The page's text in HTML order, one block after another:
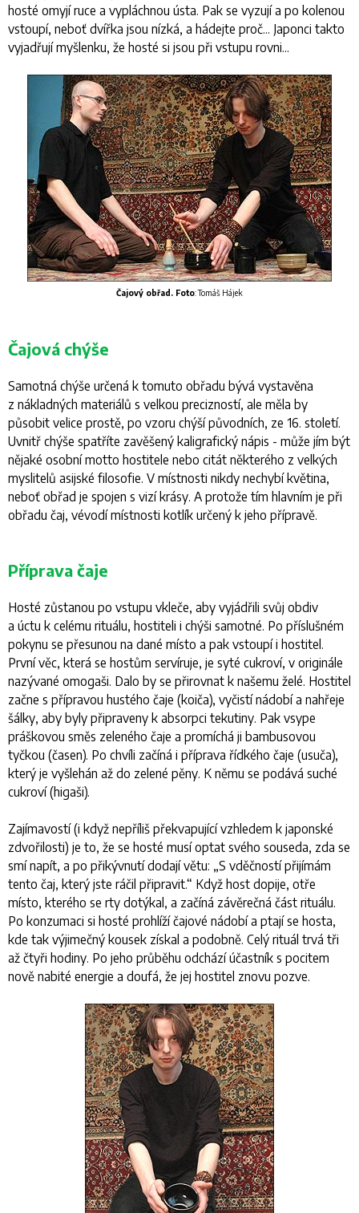
hosté omyjí ruce a vypláchnou ústa. Pak se vyzují a po kolenou
vstoupí, neboť dvířka jsou nízká, a hádejte proč... Japonci takto
vyjadřují myšlenku, že hosté si jsou při vstupu rovni...
Čajový obřad. Foto: Tomáš Hájek
Čajová chýše
Samotná chýše určená k tomuto obřadu bývá vystavěna
z nákladných materiálů s velkou precizností, ale měla by
působit velice prostě, po vzoru chýší původních, ze 16. století.
Uvnitř chýše spatříte zavěšený kaligrafický nápis - může jím být
nějaké osobní motto hostitele nebo citát některého z velkých
myslitelů asijské filosofie. V místnosti nikdy nechybí květina,
neboť obřad je spojen s vizí krásy. A protože tím hlavním je při
obřadu čaj, vévodí místnosti kotlík určený k jeho přípravě.
Příprava čaje
Hosté zůstanou po vstupu vkleče, aby vyjádřili svůj obdiv
a úctu k celému rituálu, hostiteli i chýši samotné. Po příslušném
pokynu se přesunou na dané místo a pak vstoupí i hostitel.
První věc, která se hostům servíruje, je syté cukroví, v originále
nazývané omogaši. Dalo by se přirovnat k našemu želé. Hostitel
začne s přípravou hustého čaje (koiča), vyčistí nádobí a nahřeje
šálky, aby byly připraveny k absorpci tekutiny. Pak vsype
práškovou směs zeleného čaje a promíchá ji bambusovou
tyčkou (časen). Po chvíli začíná i příprava řídkého čaje (usuča),
který je vyšlehán až do zelené pěny. K němu se podává suché
cukroví (higaši).
Zajímavostí (i když nepříliš překvapující vzhledem k japonské
zdvořilosti) je to, že se hosté musí optat svého souseda, zda se
smí napít, a po přikývnutí dodají větu: „S vděčností přijímám
tento čaj, který jste ráčil připravit.“ Když host dopije, otře
místo, kterého se rty dotýkal, a začíná závěrečná část rituálu.
Po konzumaci si hosté prohlíží čajové nádobí a ptají se hosta,
kde tak výjimečný kousek získal a podobně. Celý rituál trvá tři
až čtyři hodiny. Po jeho průběhu odchází účastník s pocitem
nově nabité energie a doufá, že jej hostitel znovu pozve.